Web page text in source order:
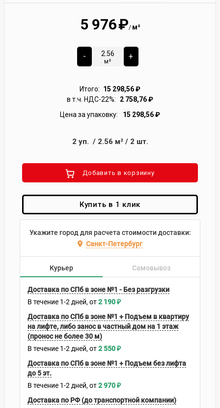
5 976₽/ м²
-
м²
+
Итого: 15 298,56₽
в т.ч. НДС-22%:
2 758,76₽
Цена за упаковку:
15 298,56₽
2 уп. / 2.56 м²/ 2 шт.
Добавить в корзиину
Купить в 1 клик
Укажите город для расчета стоимости доставки:
Санкт-Петербург
Курьер Самовывоз
Доставка по СПб в зоне №1 - Без разгрузки
В течение 1-2 дней 2 190₽
Доставка по СПб в зоне №1 + Подъем в квартиру
на лифте, либо занос в частный дом на 1 этаж
(пронос не более 30 м)
В течение 1-2 дней 2 550₽
Доставка по СПб в зоне №1 + Подъем без лифта
до 5 эт.
В течение 1-2 дней 2 970₽
Доставка по РФ (до транспортной компании)